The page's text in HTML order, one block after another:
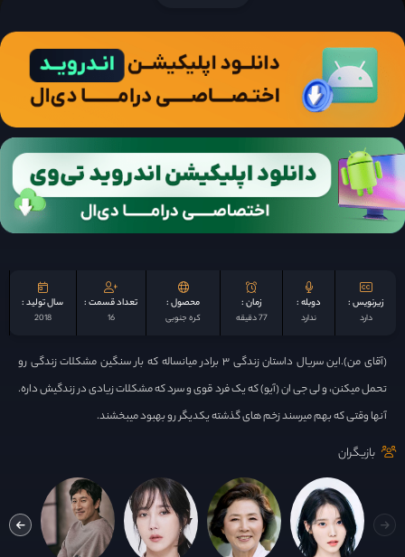
زیرنویس :
دارد
دوبله :
ندارد
زمان :
77 دقیقه
محصول :
کره جنوبی
تعداد قسمت :
16
سال تولید :
2018
(آقای من).این سریال داستان زندگی ۳ برادر میانساله که بار سنگین مشکلات زندگی رو
تحمل میکنن، و لی جی ان (آیو) که یک فرد قوی و سرد که مشکلات زیادی در زندگیش داره.
آنها وقتی که بهم میرسند زخم های گذشته یکدیگر رو بهبود میبخشند.
بازیگران